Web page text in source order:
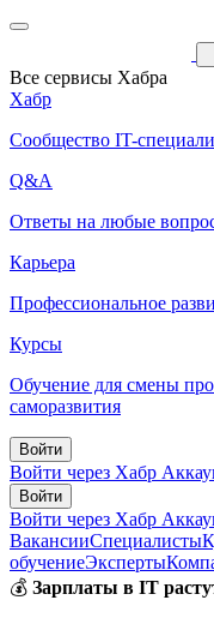
Все сервисы Хабра
Хабр
Сообщество IT-
Q&A
Ответы на любые
Карьера
Профессиональное
Курсы
Обучение для смены
саморазвития
Войти
Войти через Хабр
Войти
Войти через Хабр
ВакансииСпециалисты
обучениеЭксперты
💰 Зарплаты в IT